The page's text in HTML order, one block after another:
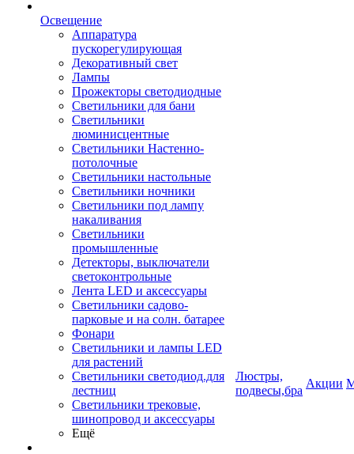
Освещение
Аппаратура
пускорегулирующая
Декоративный свет
Лампы
Прожекторы светодиодные
Светильники для бани
Светильники
люминисцентные
Светильники Настенно-
потолочные
Светильники настольные
Светильники ночники
Светильники под лампу
накаливания
Светильники
промышленные
Детекторы, выключатели
светоконтрольные
Лента LED и аксессуары
Светильники садово-
парковые и на солн. батарее
Фонари
Светильники и лампы LED
для растений
Светильники светодиод.для
лестниц
Светильники трековые,
шинопровод и аксессуары
Ещё
Люстры,
подвесы,бра
Акции